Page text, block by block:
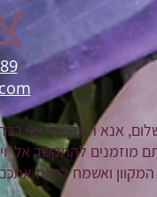
אנא התקשרו אלי
מוזמנים להתקשר
ואשמח להיות